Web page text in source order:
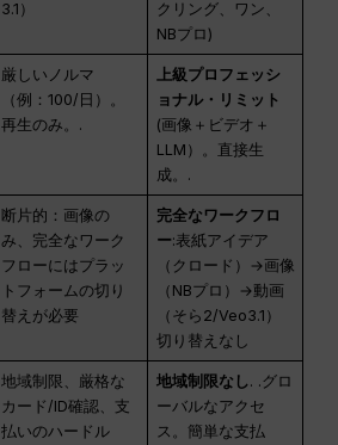
3.1）
クリング、ワン、
NBプロ)
厳しいノルマ
（例：100/日）。
再生のみ。.
上級プロフェッシ
ョナル・リミット
(画像＋ビデオ＋
LLM）。直接生
成。.
断片的：画像の
み、完全なワーク
フローにはプラッ
トフォームの切り
替えが必要
完全なワークフロ
ー:表紙アイデア
（クロード）→画像
（NBプロ）→動画
（そら2/Veo3.1）
切り替えなし
地域制限、厳格な
カード/ID確認、支
払いのハードル
地域制限なし. .グロ
ーバルなアクセ
ス。簡単な支払